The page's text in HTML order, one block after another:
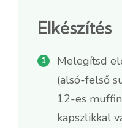
Elkészítés
Melegítsd
(alsó-felső
12-es
kapszlikkal